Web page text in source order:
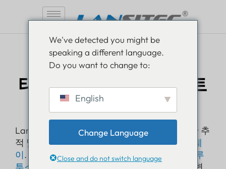
로라완
태양광 블루투스 게이트
웨이
Lansitec Solar를 통해 안정적이고 실시간 자산 추
적 및 관리를 경험해 보세요.블루투스 게이트웨
이. 견고한 기반 위에 구축됨로라완그리고
블루
투스 5.0
이 게이트웨이는 프로토콜을 통해 주변
We've detected you might be
speaking a different language.
Do you want to change to:
English
Change Language
Close and do not switch language